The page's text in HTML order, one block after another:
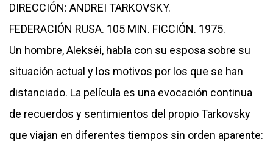
DIRECCIÓN: ANDREI TARKOVSKY.
FEDERACIÓN RUSA. 105 MIN. FICCIÓN. 1975.
Un hombre, Alekséi, habla con su esposa sobre su
situación actual y los motivos por los que se han
distanciado. La película es una evocación continua
de recuerdos y sentimientos del propio Tarkovsky
que viajan en diferentes tiempos sin orden aparente: